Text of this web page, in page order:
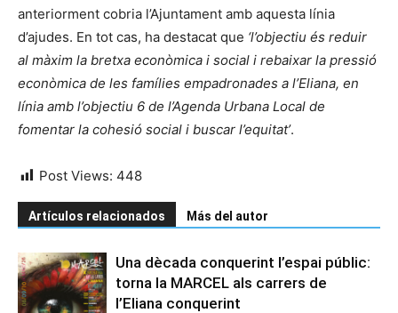
anteriorment cobria l’Ajuntament amb aquesta línia
d’ajudes. En tot cas, ha destacat que ‘l’objectiu és reduir
al màxim la bretxa econòmica i social i rebaixar la pressió
econòmica de les famílies empadronades a l’Eliana, en
línia amb l’objectiu 6 de l’Agenda Urbana Local de
fomentar la cohesió social i buscar l’equitat’.
Post Views: 448
Artículos relacionados Más del autor
Una dècada conquerint l’espai públic:
torna la MARCEL als carrers de
l’Eliana conquerint